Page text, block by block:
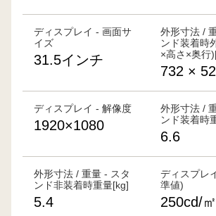
ディスプレイ - 画面サ
イズ
31.5インチ
外形寸法 /
ンド装着時
×高さ×奥行
732 ×
ディスプレイ - 解像度
1920×1080
外形寸法 /
ンド装着時
6.6
外形寸法 / 重量 - スタ
ンド非装着時重量[kg]
5.4
ディスプレ
準値)
250cd/㎡